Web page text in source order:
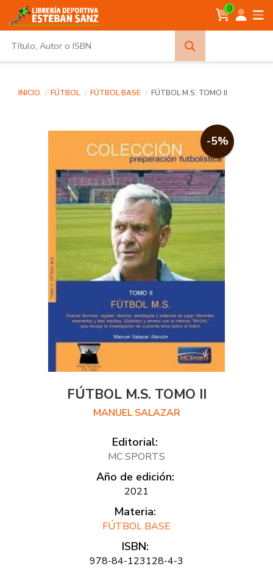
0
INICIO FÚTBOL FÚTBOL BASE FÚTBOL M.S. TOMO II
-5%
FÚTBOL M.S. TOMO II
MANUEL SALAZAR
Editorial:
MC SPORTS
Año de edición:
2021
Materia:
FÚTBOL BASE
ISBN:
978-84-123128-4-3